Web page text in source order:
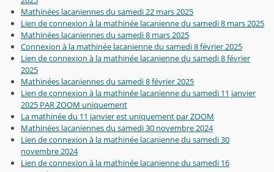
Mathinées lacaniennes du samedi 22 mars 2025
Lien de connexion à la mathinée lacanienne du samedi 8 mars 2025
Mathinées lacaniennes du samedi 8 mars 2025
Connexion à la mathinée lacanienne du samedi 8 février 2025
Lien de connexion à la mathinée lacanienne du samedi 8 février
2025
Mathinées lacaniennes du samedi 8 février 2025
Lien de connexion à la mathinée lacanienne du samedi 11 janvier
2025 PAR ZOOM uniquement
La mathinée du 11 janvier est uniquement par ZOOM
Mathinées lacaniennes du samedi 30 novembre 2024
Lien de connexion à la mathinée lacanienne du samedi 30
novembre 2024
Lien de connexion à la mathinée lacanienne du samedi 16